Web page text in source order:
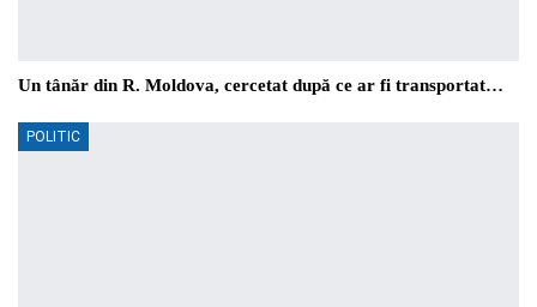
Un tânăr din R. Moldova, cercetat după ce ar fi transportat…
POLITIC